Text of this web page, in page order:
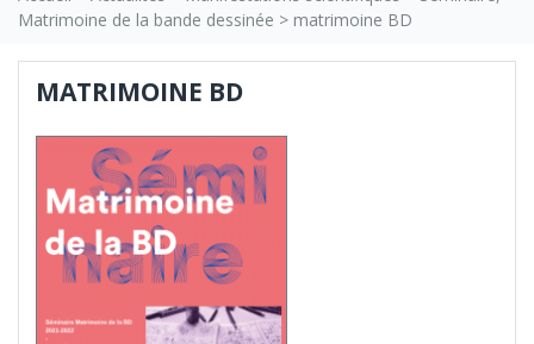
Matrimoine de la bande dessinée > matrimoine BD
MATRIMOINE BD